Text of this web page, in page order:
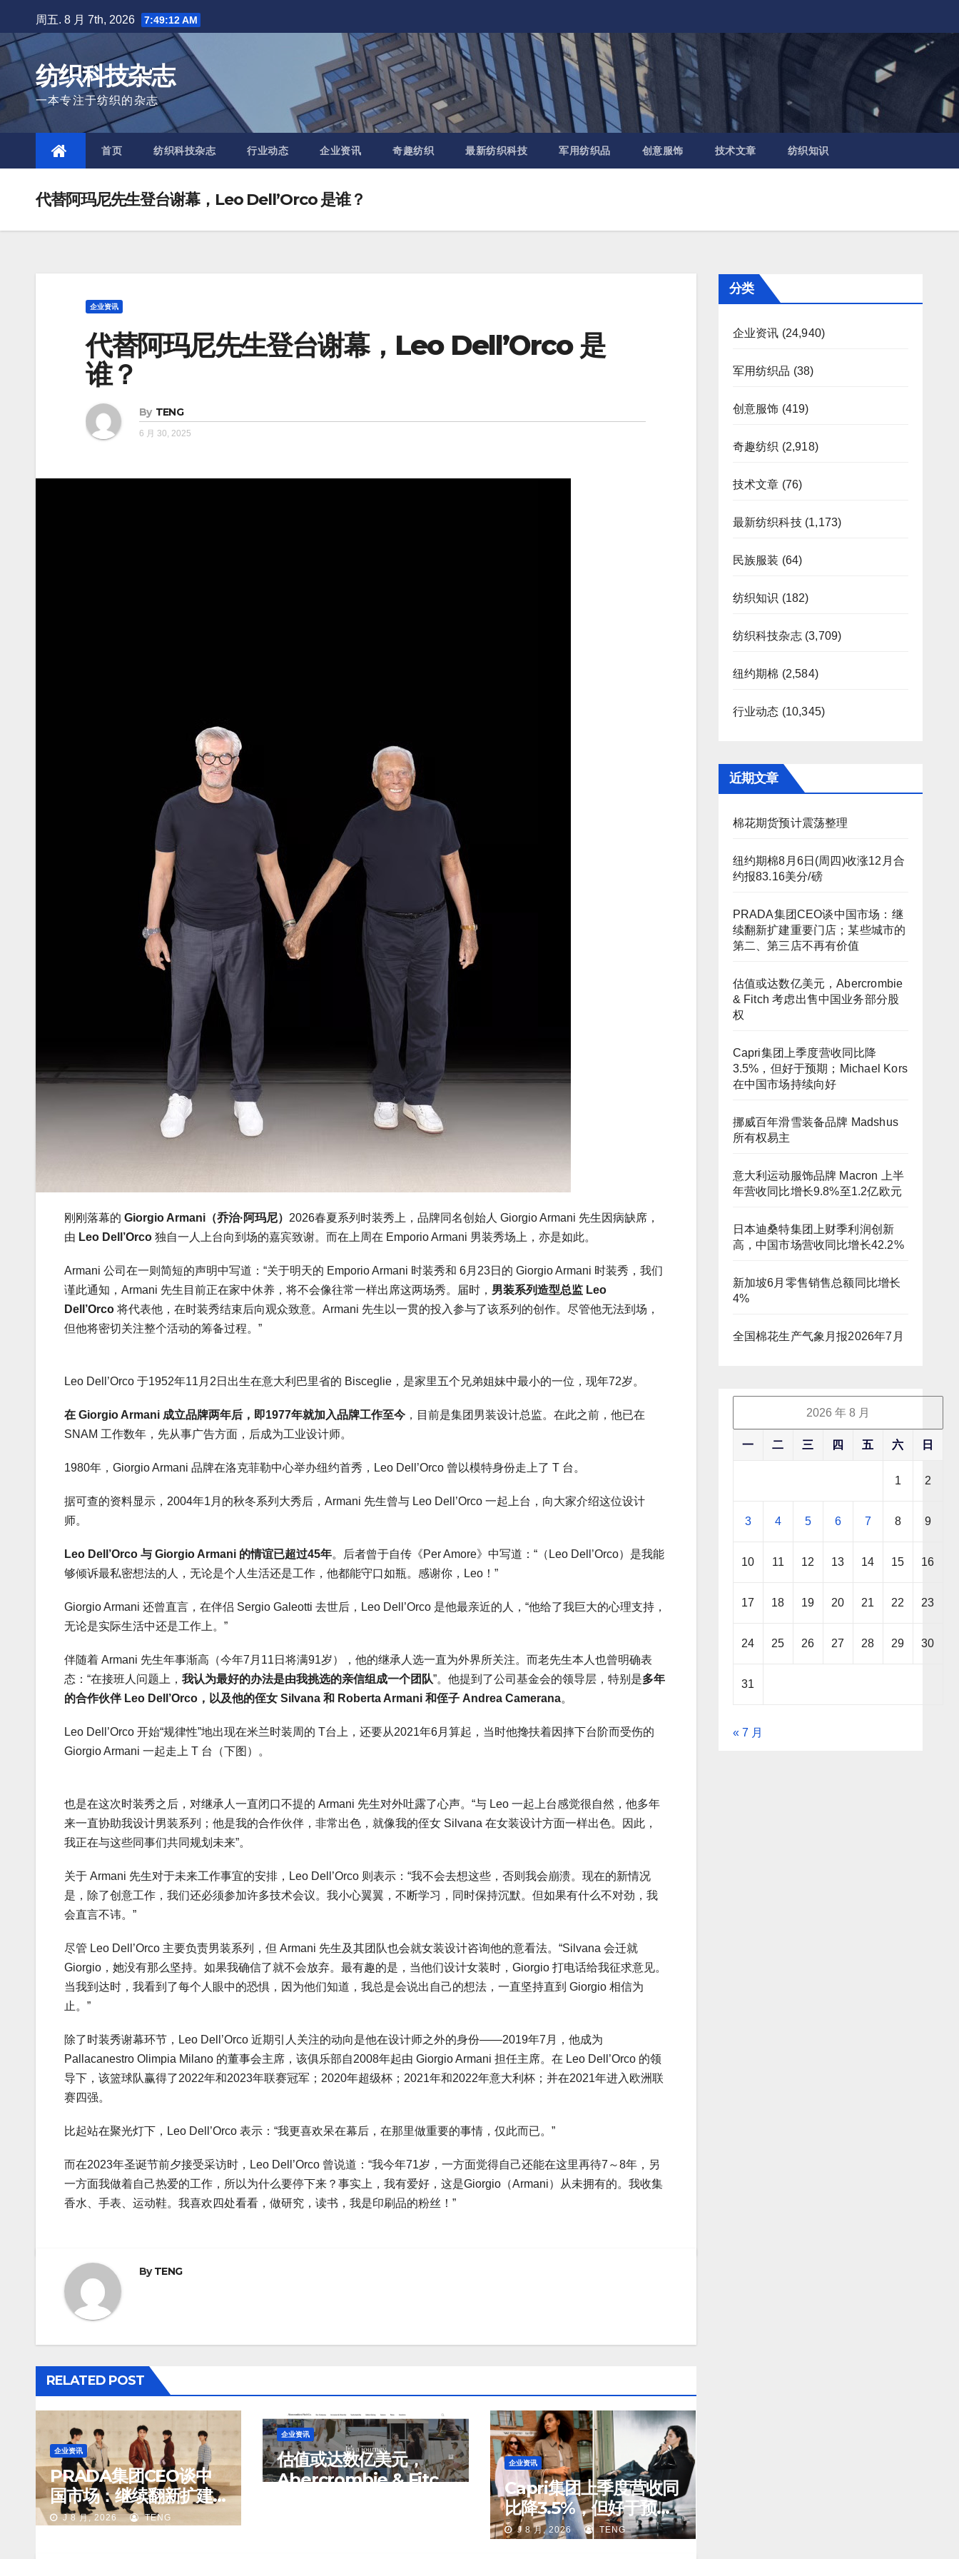
to
content
周五. 8 月 7th, 2026 7:49:14 AM
纺织科技杂志
一本专注于纺织的杂志
首页 纺织科技杂志 行业动态 企业资讯 奇趣纺织 最新纺织科技 军用纺织品 创意服饰 技术文章 纺织知识
代替阿玛尼先生登台谢幕，Leo Dell’Orco 是谁？
企业资讯
代替阿玛尼先生登台谢幕，Leo Dell’Orco 是
谁？
By TENG
6 月 30, 2025
刚刚落幕的 Giorgio Armani（乔治·阿玛尼） 2026春夏系列时装秀上，品牌同名创始人 Giorgio Armani 先生因病缺席，
由 Leo Dell’Orco 独自一人上台向到场的嘉宾致谢。而在上周在 Emporio Armani 男装秀场上，亦是如此。
Armani 公司在一则简短的声明中写道：“关于明天的 Emporio Armani 时装秀和 6月23日的 Giorgio Armani 时装秀，我们
谨此通知，Armani 先生目前正在家中休养，将不会像往常一样出席这两场秀。届时， 男装系列造型总监 Leo
Dell’Orco 将代表他，在时装秀结束后向观众致意。Armani 先生以一贯的投入参与了该系列的创作。尽管他无法到场，
但他将密切关注整个活动的筹备过程。”
Leo Dell’Orco 于1952年11月2日出生在意大利巴里省的 Bisceglie，是家里五个兄弟姐妹中最小的一位，现年72岁。
在 Giorgio Armani 成立品牌两年后，即1977年就加入品牌工作至今 ，目前是集团男装设计总监。在此之前，他已在
SNAM 工作数年，先从事广告方面，后成为工业设计师。
1980年，Giorgio Armani 品牌在洛克菲勒中心举办纽约首秀，Leo Dell’Orco 曾以模特身份走上了 T 台。
据可查的资料显示，2004年1月的秋冬系列大秀后，Armani 先生曾与 Leo Dell’Orco 一起上台，向大家介绍这位设计
师。
Leo Dell’Orco 与 Giorgio Armani 的情谊已超过45年。后者曾于自传《Per Amore》中写道：“（Leo Dell’Orco）是我能
够倾诉最私密想法的人，无论是个人生活还是工作，他都能守口如瓶。感谢你，Leo！”
Giorgio Armani 还曾直言，在伴侣 Sergio Galeotti 去世后，Leo Dell’Orco 是他最亲近的人，“他给了我巨大的心理支持，
无论是实际生活中还是工作上。”
伴随着 Armani 先生年事渐高（今年7月11日将满91岁），他的继承人选一直为外界所关注。而老先生本人也曾明确表
态：“在接班人问题上， 我认为最好的办法是由我挑选的亲信组成一个团队”。他提到了公司基金会的领导层，特别是多年
的合作伙伴 Leo Dell’Orco，以及他的侄女 Silvana 和 Roberta Armani 和侄子 Andrea Camerana。
Leo Dell’Orco 开始“规律性”地出现在米兰时装周的 T台上，还要从2021年6月算起，当时他搀扶着因摔下台阶而受伤的
Giorgio Armani 一起走上 T 台（下图）。
也是在这次时装秀之后，对继承人一直闭口不提的 Armani 先生对外吐露了心声。“与 Leo 一起上台感觉很自然，他多年
来一直协助我设计男装系列；他是我的合作伙伴，非常出色，就像我的侄女 Silvana 在女装设计方面一样出色。因此，
我正在与这些同事们共同规划未来”。
关于 Armani 先生对于未来工作事宜的安排，Leo Dell’Orco 则表示：“我不会去想这些，否则我会崩溃。现在的新情况
是，除了创意工作，我们还必须参加许多技术会议。我小心翼翼，不断学习，同时保持沉默。但如果有什么不对劲，我
会直言不讳。”
尽管 Leo Dell’Orco 主要负责男装系列，但 Armani 先生及其团队也会就女装设计咨询他的意看法。“Silvana 会迁就
Giorgio，她没有那么坚持。如果我确信了就不会放弃。最有趣的是，当他们设计女装时，Giorgio 打电话给我征求意见。
当我到达时，我看到了每个人眼中的恐惧，因为他们知道，我总是会说出自己的想法，一直坚持直到 Giorgio 相信为
止。”
除了时装秀谢幕环节，Leo Dell’Orco 近期引人关注的动向是他在设计师之外的身份——2019年7月，他成为
Pallacanestro Olimpia Milano 的董事会主席，该俱乐部自2008年起由 Giorgio Armani 担任主席。在 Leo Dell’Orco 的领
导下，该篮球队赢得了2022年和2023年联赛冠军；2020年超级杯；2021年和2022年意大利杯；并在2021年进入欧洲联
赛四强。
比起站在聚光灯下，Leo Dell’Orco 表示：“我更喜欢呆在幕后，在那里做重要的事情，仅此而已。”
而在2023年圣诞节前夕接受采访时，Leo Dell’Orco 曾说道：“我今年71岁，一方面觉得自己还能在这里再待7～8年，另
一方面我做着自己热爱的工作，所以为什么要停下来？事实上，我有爱好，这是Giorgio（Armani）从未拥有的。我收集
香水、手表、运动鞋。我喜欢四处看看，做研究，读书，我是印刷品的粉丝！”
ByTENG
RELATED POST
企业资讯
PRADA集团CEO谈中
国市场：继续翻新扩建
重要门店；某些城市的
J 8 月, 2026 TENG
企业资讯
估值或达数亿美元，
Abercrombie & Fitch
企业资讯
Capri集团上季度营收同
比降3.5%，但好于预
期；Michael Kors 在中
J 8 月, 2026 TENG
分类
企业资讯 (24,940)
军用纺织品 (38)
创意服饰 (419)
奇趣纺织 (2,918)
技术文章 (76)
最新纺织科技(1,173)
民族服装 (64)
纺织知识 (182)
纺织科技杂志(3,709)
纽约期棉 (2,584)
行业动态 (10,345)
近期文章
棉花期货预计震荡整理
纽约期棉8月6日(周四)收涨12月合
约报83.16美分/磅
PRADA集团CEO谈中国市场：继
续翻新扩建重要门店；某些城市的
第二、第三店不再有价值
估值或达数亿美元，Abercrombie
& Fitch 考虑出售中国业务部分股
权
Capri集团上季度营收同比降
3.5%，但好于预期；Michael Kors
在中国市场持续向好
挪威百年滑雪装备品牌 Madshus
所有权易主
意大利运动服饰品牌 Macron 上半
年营收同比增长9.8%至1.2亿欧元
日本迪桑特集团上财季利润创新
高，中国市场营收同比增长42.2%
新加坡6月零售销售总额同比增长
4%
全国棉花生产气象月报2026年7月
2026 年 8 月
一 二 三 四 五 六 日
1 2
3 4 5 6 7 8 9
10 11 12 13 14 15 16
17 18 19 20 21 22 23
24 25 26 27 28 29 30
31
« 7 月